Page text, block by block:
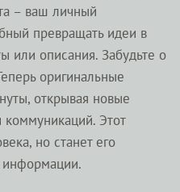
– ваш личный
превращать идеи в
или описания. Забудьте о
оригинальные
открывая новые
коммуникаций. Этот
но станет его